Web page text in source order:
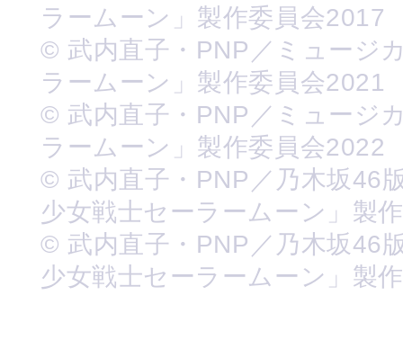
ラームーン」製作委員会2017
© 武内直子・PNP／ミュージ
ラームーン」製作委員会2021
© 武内直子・PNP／ミュージ
ラームーン」製作委員会2022
© 武内直子・PNP／乃木坂46
少女戦士セーラームーン」製
© 武内直子・PNP／乃木坂46
少女戦士セーラームーン」製